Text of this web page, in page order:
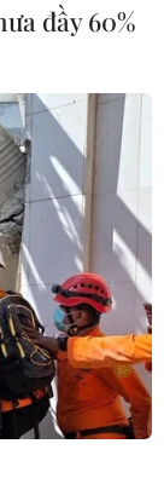
chuẩn
dự kiến ngày
công bố phổ
thí sinh
đầy 60%